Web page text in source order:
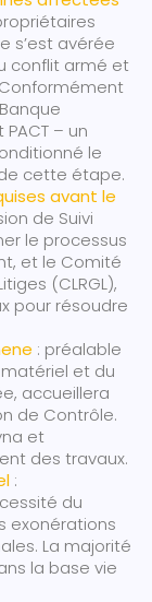
s’est avérée
conflit armé et
– un
le
cette étape.
avant le
de Suivi
le processus
et le Comité
(CLRGL),
pour résoudre
: préalable
et du
accueillera
de Contrôle.
et
des travaux.
:
du
exonérations
La majorité
la base vie